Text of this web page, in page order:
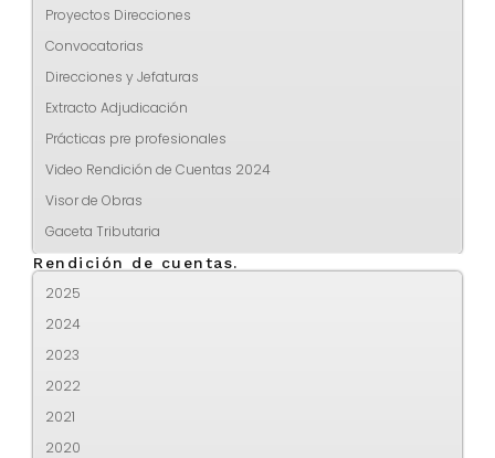
Proyectos Direcciones
Convocatorias
Direcciones y Jefaturas
Extracto Adjudicación
Prácticas pre profesionales
Video Rendición de Cuentas 2024
Visor de Obras
Gaceta Tributaria
Rendición de cuentas.
2025
2024
2023
2022
2021
2020